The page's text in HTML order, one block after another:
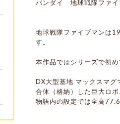
バンダイ 地球戦隊ファイ
地球戦隊ファイブマンは
す。
本作品ではシリーズで初
DX大型基地 マックスマ
合体（格納）した巨大ロ
物語内の設定では全高